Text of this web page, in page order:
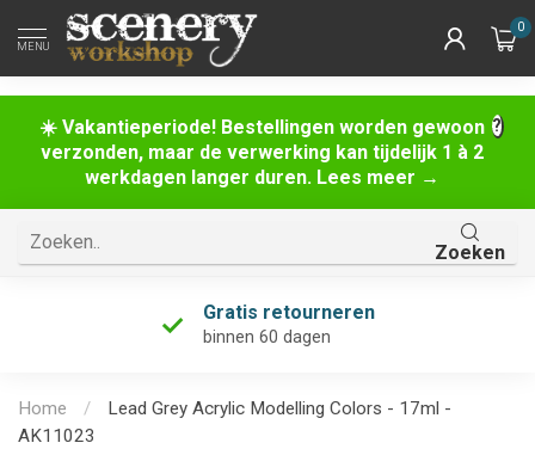
☀️ Vakantieperiode! Bestellingen worden gewoon
verzonden, maar de verwerking kan tijdelijk 1 à 2
werkdagen langer duren. Lees meer →
MENU
0
Zoeken
Gratis retourneren
binnen 60 dagen
Home /
Lead Grey Acrylic Modelling Colors - 17ml -
AK11023